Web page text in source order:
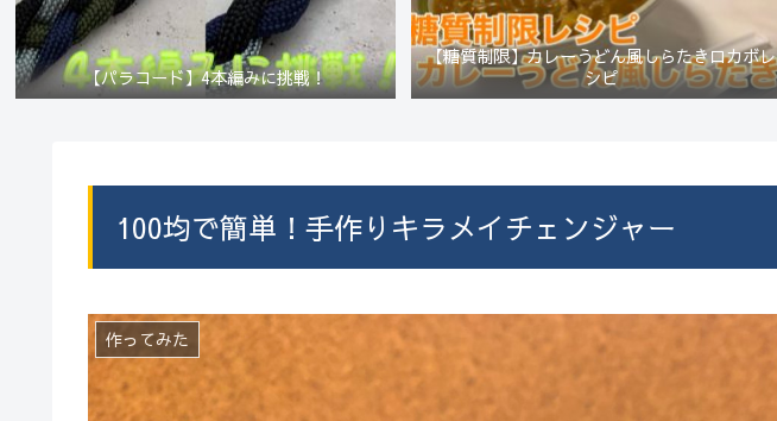
【パラコード】4本編みに挑戦！
【糖質制限】カレーうどん風しらたきロカボレ
シピ
100均で簡単！手作りキラメイチェンジャー
作ってみた